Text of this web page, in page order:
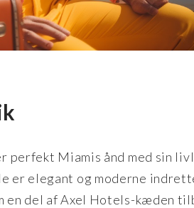
perfekt Miamis ånd med sin
er elegant og moderne
en del af Axel Hotels-kæden